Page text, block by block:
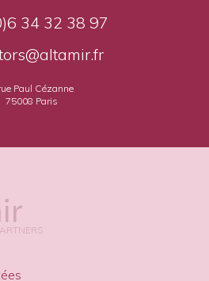
34 32 38 97
Paul Cézanne
75008 Paris